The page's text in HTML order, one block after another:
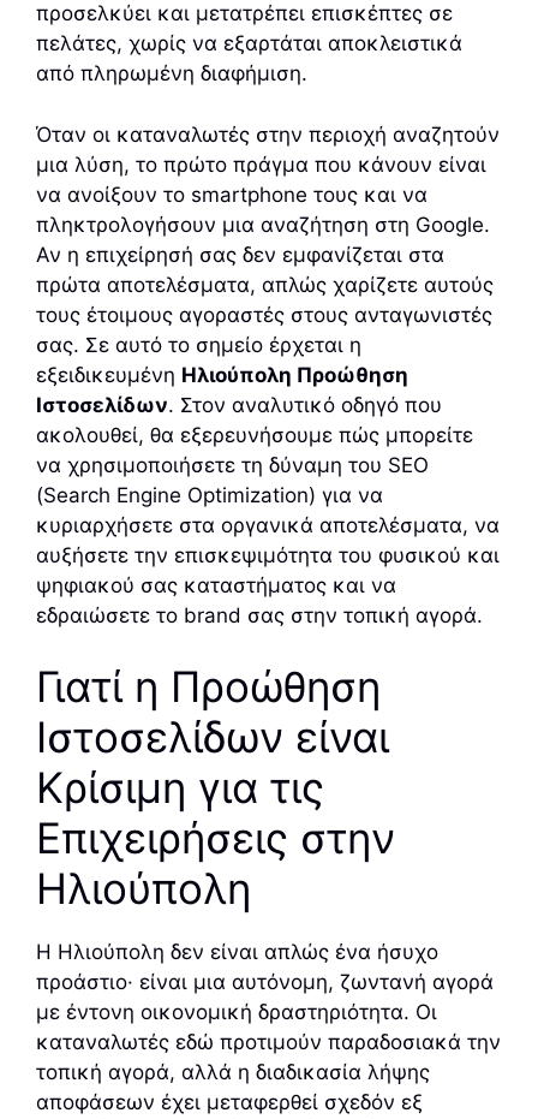
προσελκύει και μετατρέπει επισκέπτες σε
πελάτες, χωρίς να εξαρτάται αποκλειστικά
από πληρωμένη διαφήμιση.
Όταν οι καταναλωτές στην περιοχή αναζητούν
μια λύση, το πρώτο πράγμα που κάνουν είναι
να ανοίξουν το smartphone τους και να
πληκτρολογήσουν μια αναζήτηση στη Google.
Αν η επιχείρησή σας δεν εμφανίζεται στα
πρώτα αποτελέσματα, απλώς χαρίζετε αυτούς
τους έτοιμους αγοραστές στους ανταγωνιστές
σας. Σε αυτό το σημείο έρχεται η
εξειδικευμένη Ηλιούπολη Προώθηση
Ιστοσελίδων. Στον αναλυτικό οδηγό που
ακολουθεί, θα εξερευνήσουμε πώς μπορείτε
να χρησιμοποιήσετε τη δύναμη του SEO
(Search Engine Optimization) για να
κυριαρχήσετε στα οργανικά αποτελέσματα, να
αυξήσετε την επισκεψιμότητα του φυσικού και
ψηφιακού σας καταστήματος και να
εδραιώσετε το brand σας στην τοπική αγορά.
Γιατί η Προώθηση
Ιστοσελίδων είναι
Κρίσιμη για τις
Επιχειρήσεις στην
Ηλιούπολη
Η Ηλιούπολη δεν είναι απλώς ένα ήσυχο
προάστιο· είναι μια αυτόνομη, ζωντανή αγορά
με έντονη οικονομική δραστηριότητα. Οι
καταναλωτές εδώ προτιμούν παραδοσιακά την
τοπική αγορά, αλλά η διαδικασία λήψης
αποφάσεων έχει μεταφερθεί σχεδόν εξ